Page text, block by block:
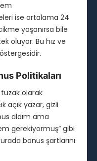
ise ortalama 24
yaşanırsa bile
oluyor. Bu hız ve
Politikaları
olarak
açık yazar, gizli
aldım ama
gerekiyormuş” gibi
bonus şartlarını